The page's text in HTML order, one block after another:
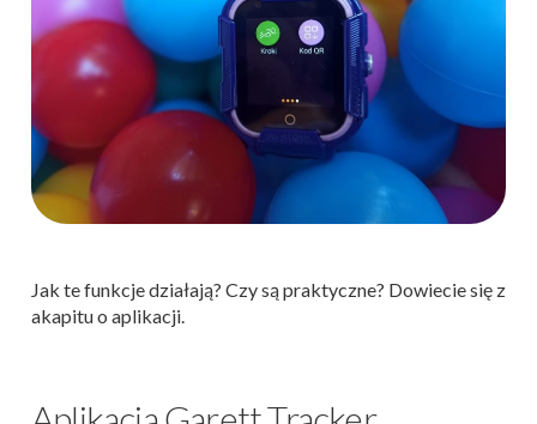
Jak te funkcje działają? Czy są praktyczne? Dowiecie się z
akapitu o aplikacji.